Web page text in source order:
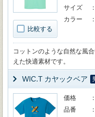
比較する
サイズ
カラー
コットンのような自然な風
えた快適素材です。
WIC.T カヤックベア
価格
品番